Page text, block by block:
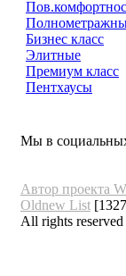
Бизнес класс
Элитные
Премиум класс
Пентхаусы
Мы в
Автор проекта
Oldnew List
All rights